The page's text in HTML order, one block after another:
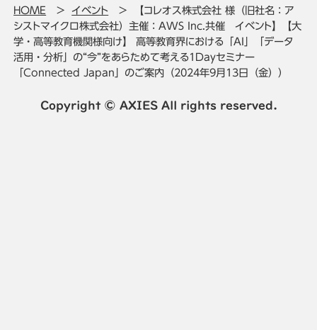
HOME イベント
【コレオス株式会社 様（旧社名：ア
シストマイクロ株式会社）主催：AWS Inc.共催 イベント】【大
学・高等教育機関様向け】 高等教育界における「AI」「データ
活用・分析」の“今”をあらためて考える1Dayセミナー
「Connected Japan」のご案内（2024年9月13日（金））
Copyright © AXIES All rights reserved.